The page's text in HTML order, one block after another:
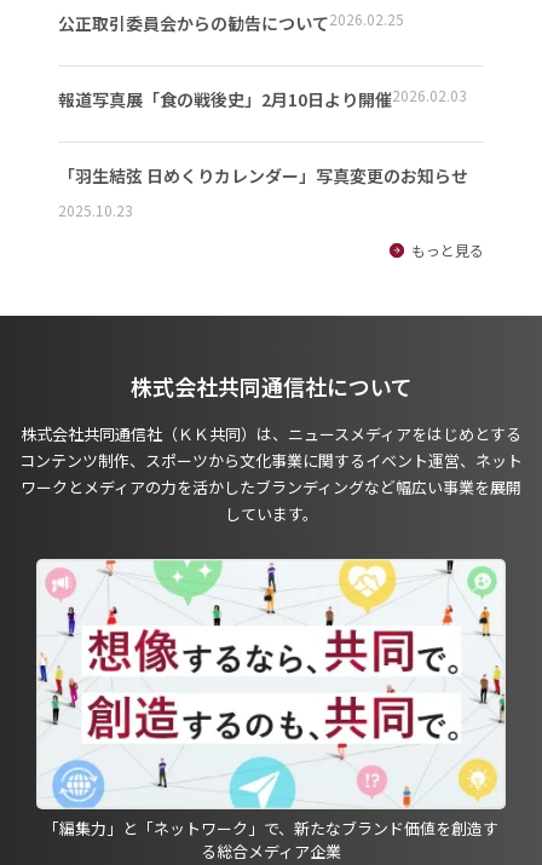
公正取引委員会からの勧告について2026.02.25
報道写真展「食の戦後史」2月10日より開催2026.02.03
「羽生結弦 日めくりカレンダー」写真変更のお知らせ
2025.10.23
もっと見る
株式会社共同通信社について
株式会社共同通信社（ＫＫ共同）は、ニュースメディアをはじめとする
コンテンツ制作、スポーツから文化事業に関するイベント運営、ネット
ワークとメディアの力を活かしたブランディングなど幅広い事業を展開
しています。
「編集力」と「ネットワーク」で、新たなブランド価値を創造す
る総合メディア企業